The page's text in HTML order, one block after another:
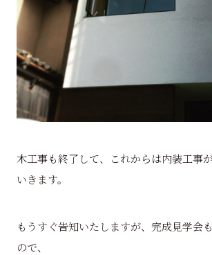
木工事も終了して、これからは内装工事
いきます。
もうすぐ告知いたしますが、完成見学会
ので、